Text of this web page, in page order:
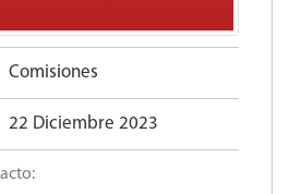
Comisiones
22 Diciembre 2023